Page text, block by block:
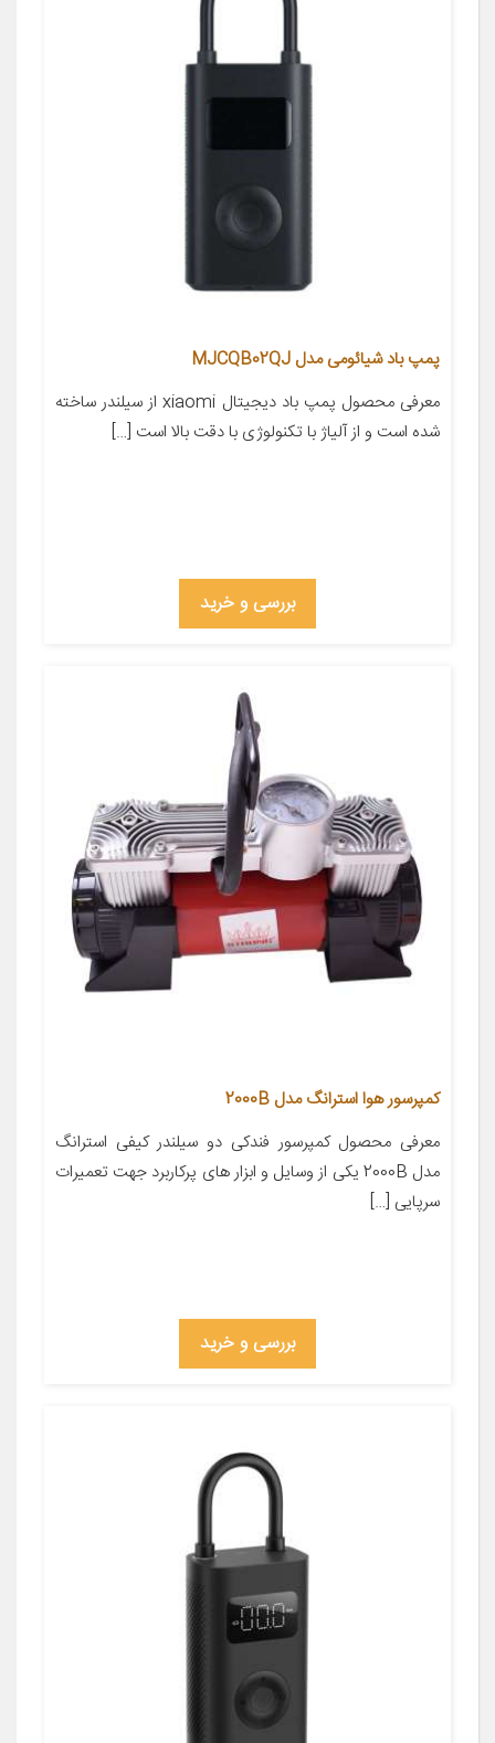
پمپ باد شیائومی مدل MJCQB02QJ
معرفی محصول پمپ باد دیجیتال xiaomi از سیلندر ساخته
شده است و از آلیاژ با تکنولوژی با دقت بالا است […]
بررسی و خرید
کمپرسور هوا استرانگ مدل 2000B
معرفی محصول کمپرسور فندکی دو سیلندر کیفی استرانگ
مدل 2000B یکی از وسایل و ابزار های پرکاربرد جهت تعمیرات
سرپایی […]
بررسی و خرید